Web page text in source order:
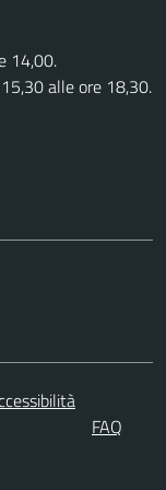
14,00.
alle ore 18,30.
FAQ